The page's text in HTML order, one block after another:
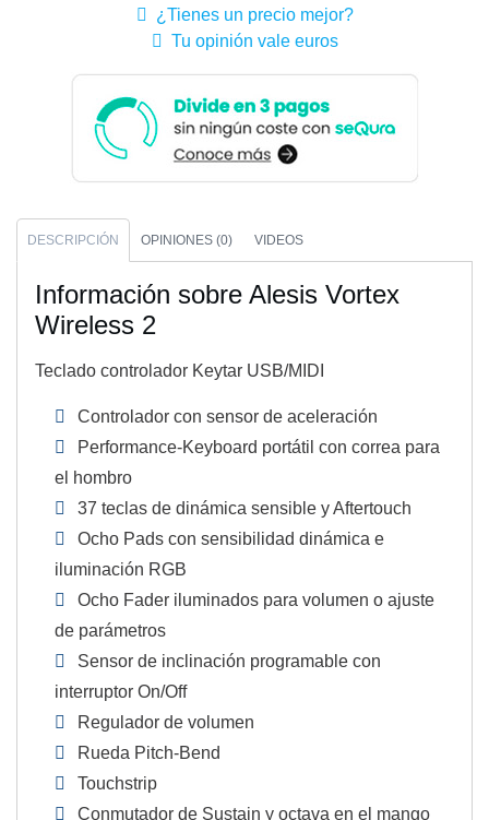
¿Tienes un precio mejor?
Tu opinión vale euros
DESCRIPCIÓN OPINIONES (0) VIDEOS
Información sobre Alesis Vortex
Wireless 2
Teclado controlador Keytar USB/MIDI
Controlador con sensor de aceleración
Performance-Keyboard portátil con correa para
el hombro
37 teclas de dinámica sensible y Aftertouch
Ocho Pads con sensibilidad dinámica e
iluminación RGB
Ocho Fader iluminados para volumen o ajuste
de parámetros
Sensor de inclinación programable con
interruptor On/Off
Regulador de volumen
Rueda Pitch-Bend
Touchstrip
Conmutador de Sustain y octava en el mango